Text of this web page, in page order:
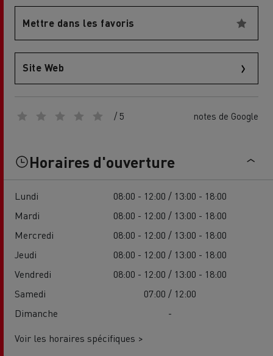
Mettre dans les favoris
Site Web
/ 5 notes de Google
Horaires d'ouverture
Lundi
08:00 - 12:00 / 13:00 - 18:00
Mardi
08:00 - 12:00 / 13:00 - 18:00
Mercredi
08:00 - 12:00 / 13:00 - 18:00
Jeudi
08:00 - 12:00 / 13:00 - 18:00
Vendredi
08:00 - 12:00 / 13:00 - 18:00
Samedi
07:00 / 12:00
Dimanche
-
Voir les horaires spécifiques >